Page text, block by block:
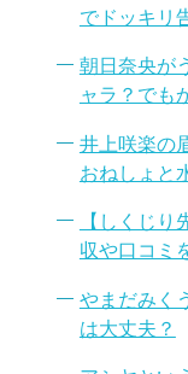
でドッキリ
朝日奈央が
ャラ？でも
井上咲楽の
おねしょと
【しくじ
収や口コミ
やまだみく
は大丈夫？